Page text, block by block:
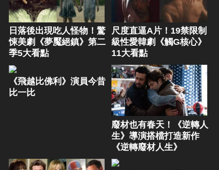
日落後出現吃人怪物！驚
悚美劇《夢魘絕鎮》第二
季5大看點
尺度直逼A片！19禁限制
級性愛韓劇《觸G核心》
11大看點
《飛越比佛利》演員今昔
比一比
廢材也有春天！《逆轉人
生》導演搭檔打造新作
《逆轉廢材人生》